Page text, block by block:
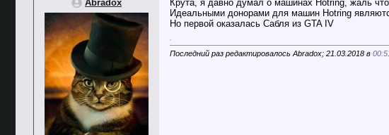
Abradox
Крута, я давно думал о машинах Hotring, жаль
Идеальными донорами для машин Hotring
Но первой оказалась Сабля из GTA IV
Последний раз редактировалось Abradox; 21.03.2018 в